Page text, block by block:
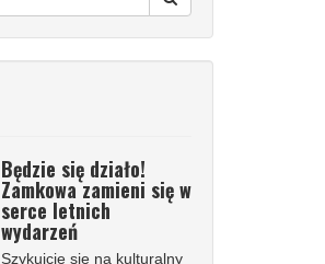
Będzie się działo!
Zamkowa zamieni się w
serce letnich
wydarzeń
Szykujcie się na kulturalny